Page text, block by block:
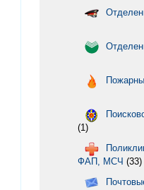
(1)
ФАП, МСЧ (33)